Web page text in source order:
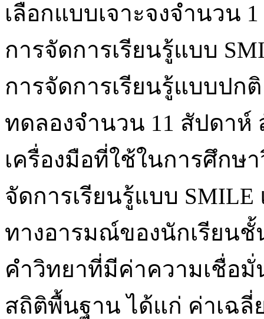
เลือกแบบเจาะจงจำนวน
การจัดการเรียนรู้แบบ
การจัดการเรียนรู้แบบปก
ทดลองจำนวน 11 สัปดาห์
เครื่องมือที่ใช้ในการศึกษ
จัดการเรียนรู้แบบ
ทางอารมณ์ของนักเรียนชั้
คำวิทยาที่มีค่าความเชื่อ
สถิติพื้นฐาน ได้แก่ ค่าเฉลี่